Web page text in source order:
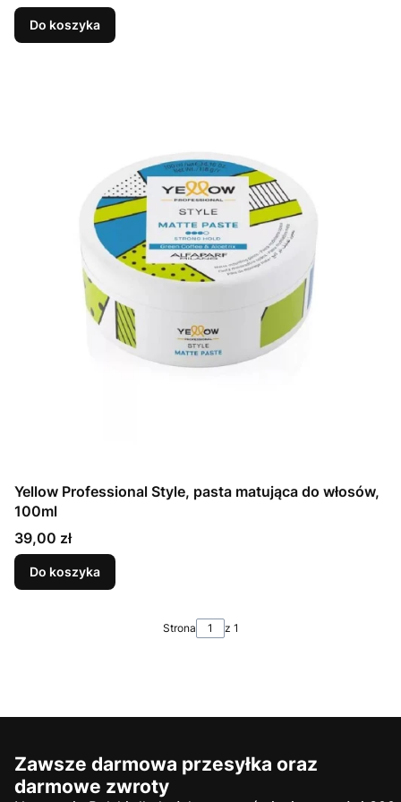
Do koszyka
Yellow Professional Style, pasta matująca do włosów,
100ml
Cena
39,00 zł
Do koszyka
Strona z 1
Zawsze darmowa przesyłka oraz
darmowe zwroty